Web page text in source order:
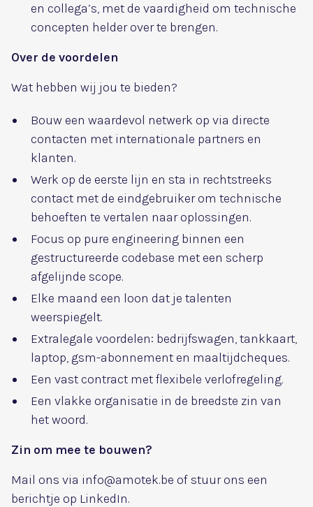
en collega’s, met de vaardigheid om technische
concepten helder over te brengen.
Over de voordelen
Wat hebben wij jou te bieden?
Bouw een waardevol netwerk op via directe
contacten met internationale partners en
klanten.
Werk op de eerste lijn en sta in rechtstreeks
contact met de eindgebruiker om technische
behoeften te vertalen naar oplossingen.
Focus op pure engineering binnen een
gestructureerde codebase met een scherp
afgelijnde scope.
Elke maand een loon dat je talenten
weerspiegelt.
Extralegale voordelen: bedrijfswagen, tankkaart,
laptop, gsm-abonnement en maaltijdcheques.
Een vast contract met flexibele verlofregeling.
Een vlakke organisatie in de breedste zin van
het woord.
Zin om mee te bouwen?
Mail ons via info@amotek.be of stuur ons een
berichtje op LinkedIn.